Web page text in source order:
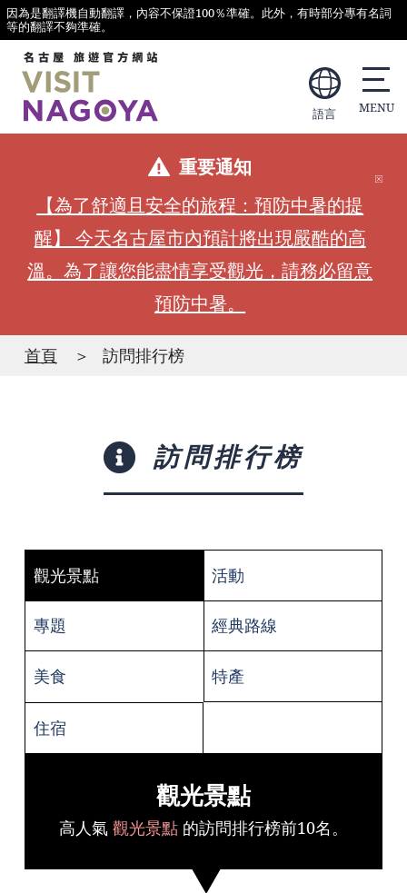
因為是翻譯機自動翻譯，內容不保證100％準確。此外，有時部分專有名詞
等的翻譯不夠準確。
語言
重要通知
【為了舒適且安全的旅程：預防中暑的提
醒】 今天名古屋市內預計將出現嚴酷的高
溫。為了讓您能盡情享受觀光，請務必留意
預防中暑。
首頁 訪問排行榜
訪問排行榜
觀光景點 活動
專題 經典路線
美食 特產
住宿
觀光景點
高人氣 觀光景點 的訪問排行榜前10名。